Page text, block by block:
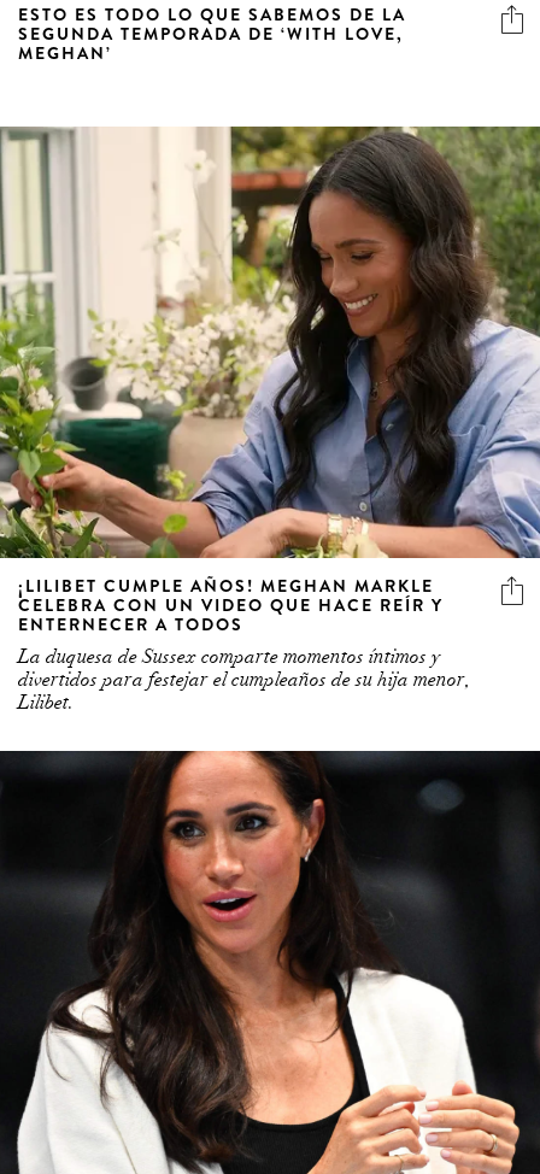
ESTO ES TODO LO QUE SABEMOS DE LA
SEGUNDA TEMPORADA DE ‘WITH LOVE,
MEGHAN’
¡LILIBET CUMPLE AÑOS! MEGHAN MARKLE
CELEBRA CON UN VIDEO QUE HACE REÍR Y
ENTERNECER A TODOS
La duquesa de Sussex comparte momentos íntimos y
divertidos para festejar el cumpleaños de su hija menor,
Lilibet.